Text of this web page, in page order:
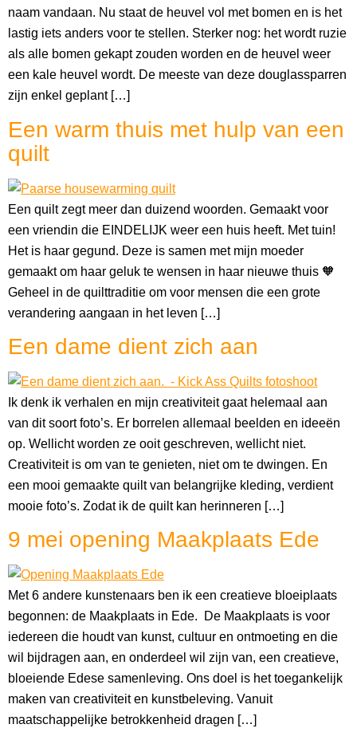
naam vandaan. Nu staat de heuvel vol met bomen en is het
lastig iets anders voor te stellen. Sterker nog: het wordt ruzie
als alle bomen gekapt zouden worden en de heuvel weer
een kale heuvel wordt. De meeste van deze douglassparren
zijn enkel geplant […]
Een warm thuis met hulp van een
quilt
Een quilt zegt meer dan duizend woorden. Gemaakt voor
een vriendin die EINDELIJK weer een huis heeft. Met tuin!
Het is haar gegund. Deze is samen met mijn moeder
gemaakt om haar geluk te wensen in haar nieuwe thuis 🧡
Geheel in de quilttraditie om voor mensen die een grote
verandering aangaan in het leven […]
Een dame dient zich aan
Ik denk ik verhalen en mijn creativiteit gaat helemaal aan
van dit soort foto’s. Er borrelen allemaal beelden en ideeën
op. Wellicht worden ze ooit geschreven, wellicht niet.
Creativiteit is om van te genieten, niet om te dwingen. En
een mooi gemaakte quilt van belangrijke kleding, verdient
mooie foto’s. Zodat ik de quilt kan herinneren […]
9 mei opening Maakplaats Ede
Met 6 andere kunstenaars ben ik een creatieve bloeiplaats
begonnen: de Maakplaats in Ede. De Maakplaats is voor
iedereen die houdt van kunst, cultuur en ontmoeting en die
wil bijdragen aan, en onderdeel wil zijn van, een creatieve,
bloeiende Edese samenleving. Ons doel is het toegankelijk
maken van creativiteit en kunstbeleving. Vanuit
maatschappelijke betrokkenheid dragen […]